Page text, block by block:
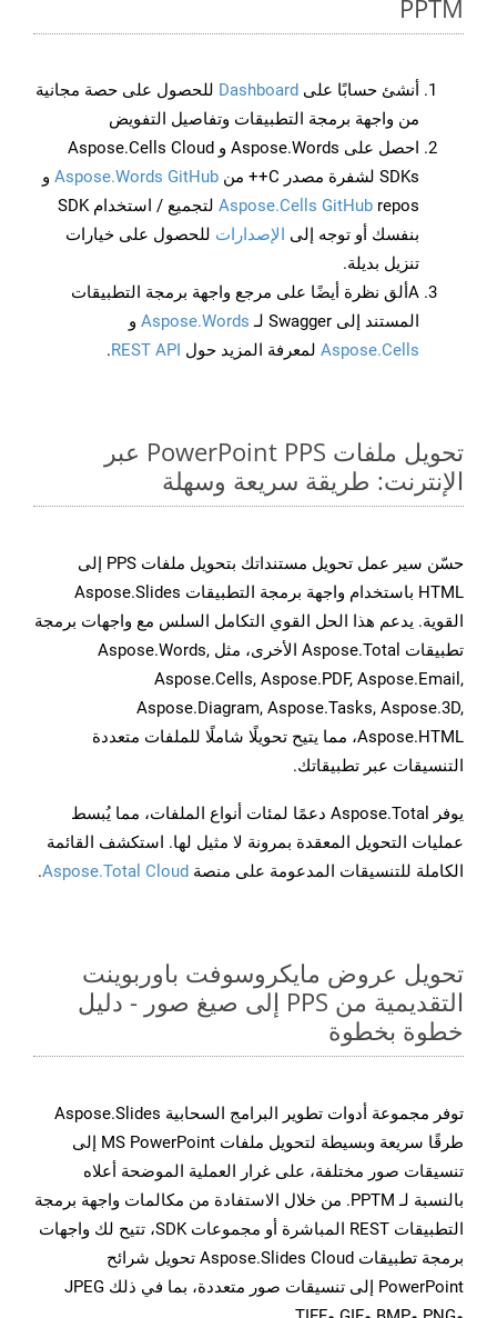
PPTM
أنشئ حسابًا على Dashboard للحصول على حصة مجانية
من واجهة برمجة التطبيقات وتفاصيل التفويض
احصل على Aspose.Words و Aspose.Cells Cloud
SDKs لشفرة مصدر C++ من
Aspose.Words GitHub و
Aspose.Cells GitHub
repos لتجميع / استخدام SDK
بنفسك أو توجه إلى الإصدارات للحصول على خيارات
تنزيل بديلة.
Aألق نظرة أيضًا على مرجع واجهة برمجة التطبيقات
المستند إلى Swagger لـ
Aspose.Words و
Aspose.Cells لمعرفة المزيد حول REST API
.
تحويل ملفات PowerPoint PPS عبر
الإنترنت: طريقة سريعة وسهلة
حسّن سير عمل تحويل مستنداتك بتحويل ملفات PPS إلى
HTML باستخدام واجهة برمجة التطبيقات Aspose.Slides
القوية. يدعم هذا الحل القوي التكامل السلس مع واجهات برمجة
تطبيقات Aspose.Total الأخرى، مثل Aspose.Words,
Aspose.Cells, Aspose.PDF, Aspose.Email,
Aspose.Diagram, Aspose.Tasks, Aspose.3D,
Aspose.HTML، مما يتيح تحويلًا شاملًا للملفات متعددة
التنسيقات عبر تطبيقاتك.
يوفر Aspose.Total دعمًا لمئات أنواع الملفات، مما يُبسط
عمليات التحويل المعقدة بمرونة لا مثيل لها. استكشف القائمة
الكاملة للتنسيقات المدعومة على منصة Aspose.Total Cloud
.
تحويل عروض مايكروسوفت باوربوينت
التقديمية من PPS إلى صيغ صور - دليل
خطوة بخطوة
توفر مجموعة أدوات تطوير البرامج السحابية Aspose.Slides
طرقًا سريعة وبسيطة لتحويل ملفات MS PowerPoint إلى
تنسيقات صور مختلفة، على غرار العملية الموضحة أعلاه
بالنسبة لـ PPTM. من خلال الاستفادة من مكالمات واجهة برمجة
التطبيقات REST المباشرة أو مجموعات SDK، تتيح لك واجهات
برمجة تطبيقات Aspose.Slides Cloud تحويل شرائح
PowerPoint إلى تنسيقات صور متعددة، بما في ذلك JPEG